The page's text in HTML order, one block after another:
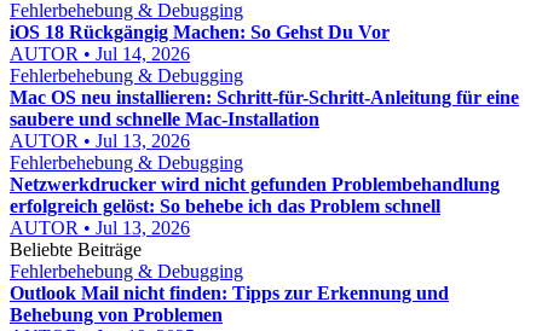
Fehlerbehebung & Debugging
iOS 18 Rückgängig Machen: So Gehst Du Vor
AUTOR • Jul 14, 2026
Fehlerbehebung & Debugging
Mac OS neu installieren: Schritt-für-Schritt-Anleitung für eine
saubere und schnelle Mac-Installation
AUTOR • Jul 13, 2026
Fehlerbehebung & Debugging
Netzwerkdrucker wird nicht gefunden Problembehandlung
erfolgreich gelöst: So behebe ich das Problem schnell
AUTOR • Jul 13, 2026
Beliebte Beiträge
Fehlerbehebung & Debugging
Outlook Mail nicht finden: Tipps zur Erkennung und
Behebung von Problemen